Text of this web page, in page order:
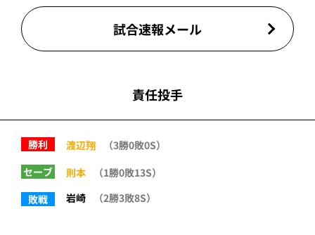
試合速報メール
責任投手
勝利 渡辺翔
（3勝0敗0S）
セーブ
則本
（1勝0敗13S）
敗戦
岩崎 （2勝3敗8S）